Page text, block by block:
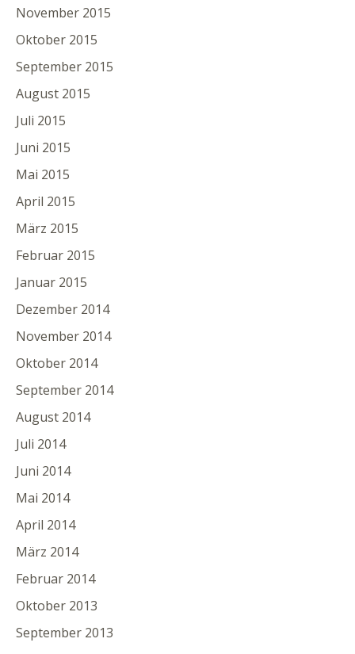
November 2015
Oktober 2015
September 2015
August 2015
Juli 2015
Juni 2015
Mai 2015
April 2015
März 2015
Februar 2015
Januar 2015
Dezember 2014
November 2014
Oktober 2014
September 2014
August 2014
Juli 2014
Juni 2014
Mai 2014
April 2014
März 2014
Februar 2014
Oktober 2013
September 2013